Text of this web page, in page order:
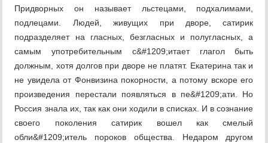
Придворных он называет льстецами, подхалимами,
подлецами. Людей, живущих при дворе, сатирик
подразделяет на гласных, безгласных и полугласных, а
самым употребительным с&#1209;итает глагол быть
должным, хотя долгов при дворе не платят. Екатерина так и
не увидела от Фонвизина покорности, а потому вскоре его
произведения перестали появляться в пе&#1209;ати. Но
Россия знала их, так как они ходили в списках. И в сознание
своего поколения сатирик вошел как смелый
обли&#1209;итель пороков общества. Недаром другом